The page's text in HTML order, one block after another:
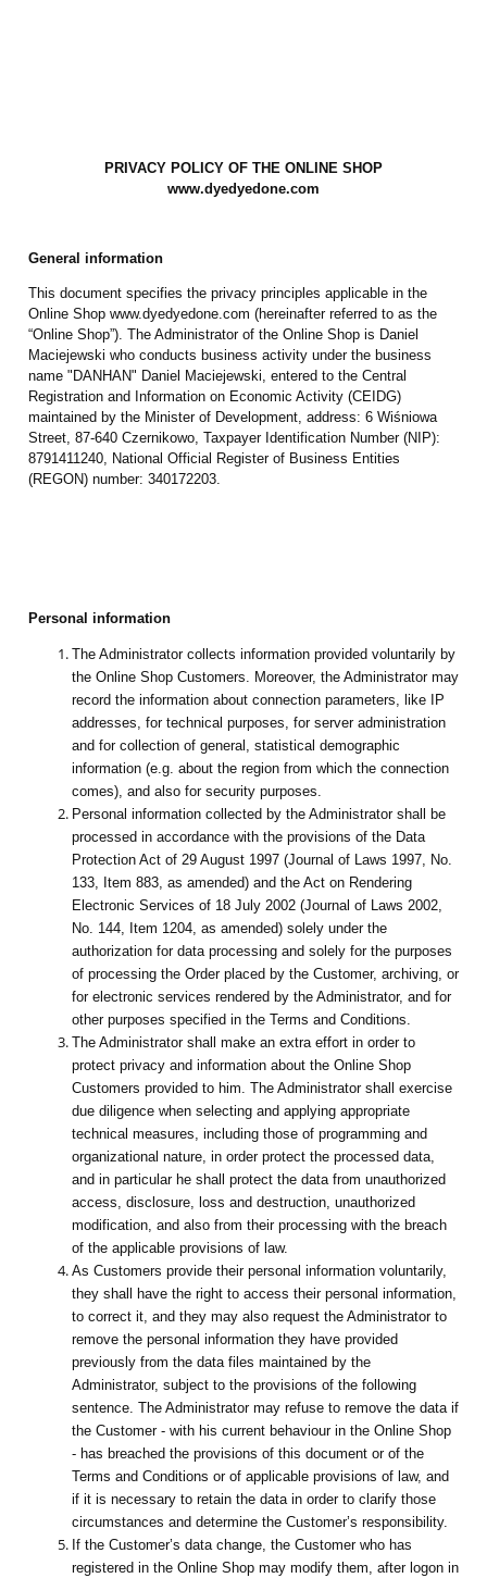
PRIVACY POLICY OF THE ONLINE SHOP
www.dyedyedone.com
General information
This document specifies the privacy principles applicable in the
Online Shop www.dyedyedone.com (hereinafter referred to as the
“Online Shop”). The Administrator of the Online Shop is Daniel
Maciejewski who conducts business activity under the business
name "DANHAN" Daniel Maciejewski, entered to the Central
Registration and Information on Economic Activity (CEIDG)
maintained by the Minister of Development, address: 6 Wiśniowa
Street, 87-640 Czernikowo, Taxpayer Identification Number (NIP):
8791411240, National Official Register of Business Entities
(REGON) number: 340172203.
Personal information
The Administrator collects information provided voluntarily by
the Online Shop Customers. Moreover, the Administrator may
record the information about connection parameters, like IP
addresses, for technical purposes, for server administration
and for collection of general, statistical demographic
information (e.g. about the region from which the connection
comes), and also for security purposes.
Personal information collected by the Administrator shall be
processed in accordance with the provisions of the Data
Protection Act of 29 August 1997 (Journal of Laws 1997, No.
133, Item 883, as amended) and the Act on Rendering
Electronic Services of 18 July 2002 (Journal of Laws 2002,
No. 144, Item 1204, as amended) solely under the
authorization for data processing and solely for the purposes
of processing the Order placed by the Customer, archiving, or
for electronic services rendered by the Administrator, and for
other purposes specified in the Terms and Conditions.
The Administrator shall make an extra effort in order to
protect privacy and information about the Online Shop
Customers provided to him. The Administrator shall exercise
due diligence when selecting and applying appropriate
technical measures, including those of programming and
organizational nature, in order protect the processed data,
and in particular he shall protect the data from unauthorized
access, disclosure, loss and destruction, unauthorized
modification, and also from their processing with the breach
of the applicable provisions of law.
As Customers provide their personal information voluntarily,
they shall have the right to access their personal information,
to correct it, and they may also request the Administrator to
remove the personal information they have provided
previously from the data files maintained by the
Administrator, subject to the provisions of the following
sentence. The Administrator may refuse to remove the data if
the Customer - with his current behaviour in the Online Shop
- has breached the provisions of this document or of the
Terms and Conditions or of applicable provisions of law, and
if it is necessary to retain the data in order to clarify those
circumstances and determine the Customer’s responsibility.
If the Customer’s data change, the Customer who has
registered in the Online Shop may modify them, after logon in